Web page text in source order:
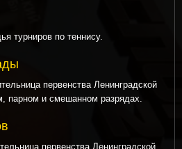
турниров по теннису.
первенства Ленинградской
парном и смешанном разрядах.
первенства Ленинградской